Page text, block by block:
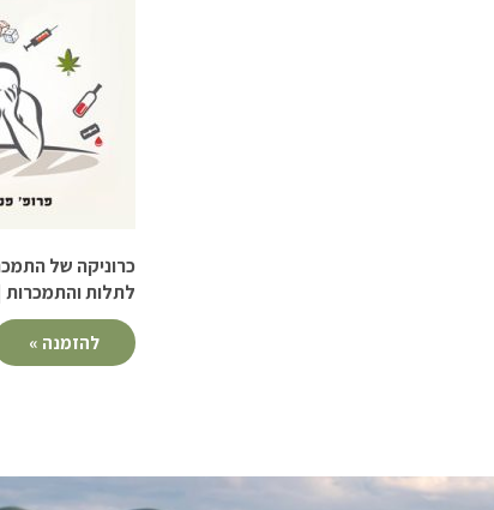
לתלות והתמכרות
להזמנה »